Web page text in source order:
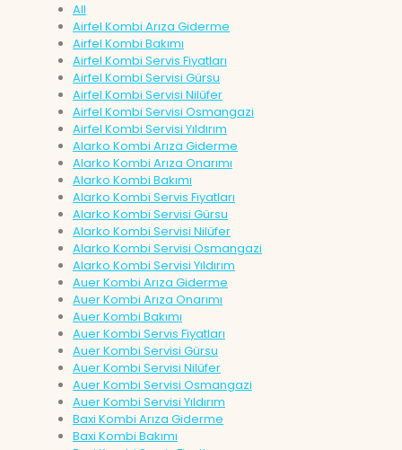
All
Airfel Kombi Arıza Giderme
Airfel Kombi Bakımı
Airfel Kombi Servis Fiyatları
Airfel Kombi Servisi Gürsu
Airfel Kombi Servisi Nilüfer
Airfel Kombi Servisi Osmangazi
Airfel Kombi Servisi Yıldırım
Alarko Kombi Arıza Giderme
Alarko Kombi Arıza Onarımı
Alarko Kombi Bakımı
Alarko Kombi Servis Fiyatları
Alarko Kombi Servisi Gürsu
Alarko Kombi Servisi Nilüfer
Alarko Kombi Servisi Osmangazi
Alarko Kombi Servisi Yıldırım
Auer Kombi Arıza Giderme
Auer Kombi Arıza Onarımı
Auer Kombi Bakımı
Auer Kombi Servis Fiyatları
Auer Kombi Servisi Gürsu
Auer Kombi Servisi Nilüfer
Auer Kombi Servisi Osmangazi
Auer Kombi Servisi Yıldırım
Baxi Kombi Arıza Giderme
Baxi Kombi Bakımı